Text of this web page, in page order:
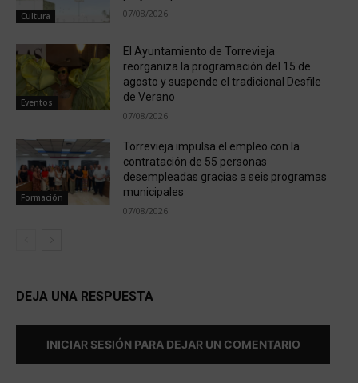
Cultura 07/08/2026
Eventos
El Ayuntamiento de Torrevieja
reorganiza la programación del 15 de
agosto y suspende el tradicional Desfile
de Verano
07/08/2026
Formación
Torrevieja impulsa el empleo con la
contratación de 55 personas
desempleadas gracias a seis programas
municipales
07/08/2026
DEJA UNA RESPUESTA
INICIAR SESIÓN PARA DEJAR UN COMENTARIO